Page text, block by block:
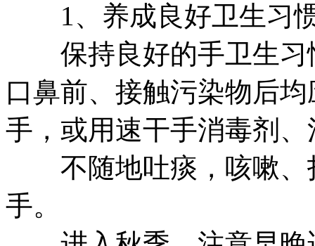
1、养成良好卫生习
保持良好的手卫生习
口鼻前、接触污染物后
手，或用速干手消毒剂
不随地吐痰，咳嗽、
手。